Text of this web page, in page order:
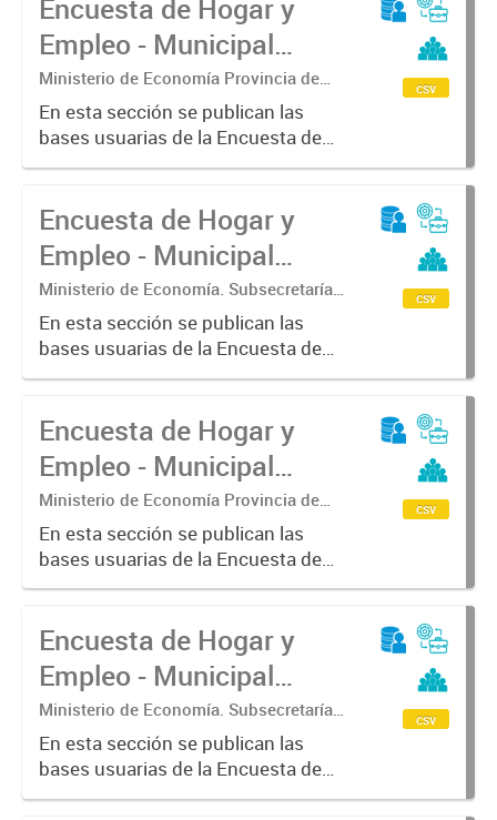
Encuesta de Hogar y
Empleo - Municipal
(EHE-M) - Pehuajó
Ministerio de Economía Provincia de
Buenos Aires. Subsecretaria de
Coordinación económica y estadística.
Dirección Provincial de Estadística
En esta sección se publican las
bases usuarias de la Encuesta de
Hogar y Empleo - Municipal (EHE-
csv
Encuesta de Hogar y
Empleo - Municipal
(EHE-M) - Pergamino
Ministerio de Economía. Subsecretaría
de Coordinación Económica y
Estadística. Dirección Provincial de
Estadística.
En esta sección se publican las
bases usuarias de la Encuesta de
Hogar y Empleo - Municipal (EHE-
csv
Encuesta de Hogar y
Empleo - Municipal
(EHE-M) - Saladillo
Ministerio de Economía Provincia de
Buenos Aires. Subsecretaria de
Coordinación económica y estadística.
Dirección Provincial de Estadística
En esta sección se publican las
bases usuarias de la Encuesta de
Hogar y Empleo - Municipal (EHE-
csv
Encuesta de Hogar y
Empleo - Municipal
(EHE-M) - Tandil
Ministerio de Economía. Subsecretaría
de Coordinación Económica y
Estadística. Dirección Provincial de
Estadística.
En esta sección se publican las
bases usuarias de la Encuesta de
Hogar y Empleo - Municipal (EHE-
csv